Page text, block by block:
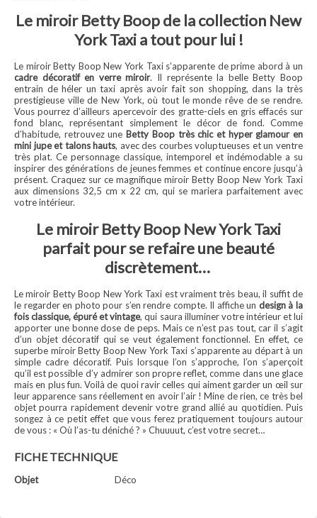
Le miroir Betty Boop de la collection New
York Taxi a tout pour lui !
Le miroir Betty Boop New York Taxi s’apparente de prime abord à un
cadre décoratif en verre miroir. Il représente la belle Betty Boop
entrain de héler un taxi après avoir fait son shopping, dans la très
prestigieuse ville de New York, où tout le monde rêve de se rendre.
Vous pourrez d’ailleurs apercevoir des gratte-ciels en gris effacés sur
fond blanc, représentant simplement le décor de fond. Comme
d’habitude, retrouvez une Betty Boop très chic et hyper glamour en
mini jupe et talons hauts, avec des courbes voluptueuses et un ventre
très plat. Ce personnage classique, intemporel et indémodable a su
inspirer des générations de jeunes femmes et continue encore jusqu’à
présent. Craquez sur ce magnifique miroir Betty Boop New York Taxi
aux dimensions 32,5 cm x 22 cm, qui se mariera parfaitement avec
votre intérieur.
Le miroir Betty Boop New York Taxi
parfait pour se refaire une beauté
discrètement…
Le miroir Betty Boop New York Taxi est vraiment très beau, il suffit de
le regarder en photo pour s’en rendre compte. Il affiche un design à la
fois classique, épuré et vintage, qui saura illuminer votre intérieur et lui
apporter une bonne dose de peps. Mais ce n’est pas tout, car il s’agit
d’un objet décoratif qui se veut également fonctionnel. En effet, ce
superbe miroir Betty Boop New York Taxi s’apparente au départ à un
simple cadre décoratif. Puis lorsque l’on s’approche, l’on s’aperçoit
qu’il est possible d’y admirer son propre reflet, comme dans une glace
mais en plus fun. Voilà de quoi ravir celles qui aiment garder un œil sur
leur apparence sans réellement en avoir l’air ! Mine de rien, ce très bel
objet pourra rapidement devenir votre grand allié au quotidien. Puis
songez à ce petit effet que vous ferez pratiquement toujours autour
de vous : « Où l’as-tu déniché ? » Chuuuut, c’est votre secret…
FICHE TECHNIQUE
Objet Déco